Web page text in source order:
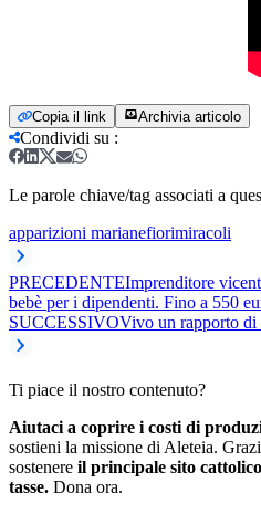
Copia il link Archivia articolo
Condividi su :
Le parole chiave/tag associati a
apparizioni marianefiorimiracoli
PRECEDENTEImprenditore
bebè per i dipendenti. Fino a 550
SUCCESSIVOVivo un rapporto di
Ti piace il nostro contenuto?
Aiutaci a coprire i costi di
sostieni la missione di Aleteia.
sostenere il principale sito
tasse. Dona ora.